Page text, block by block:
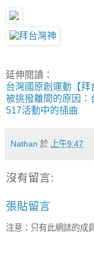
延伸閱讀：
台灣國原創運動【
被挑撥離間的原因：
517活動中的插曲
Nathan 於 上午9:47
沒有留言:
張貼留言
注意：只有此網誌的成